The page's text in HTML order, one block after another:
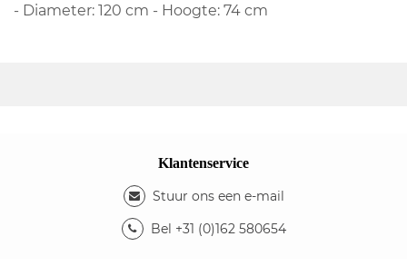
- Diameter: 120 cm - Hoogte: 74 cm
Klantenservice
Stuur ons een e-mail
Bel +31 (0)162 580654